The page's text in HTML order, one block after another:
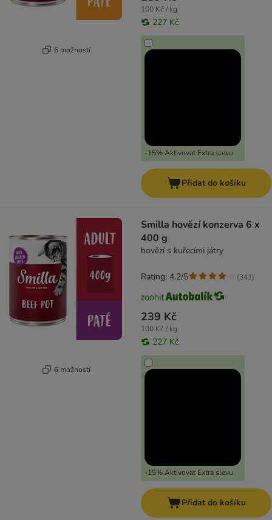
6 možností
100 Kč / kg
227 Kč
-15% Aktivovat Extra slevu
Přidat do košíku
6 možností
Smilla hovězí konzerva 6 x
400 g
hovězí s kuřecími játry
239 Kč
100 Kč / kg
227 Kč
-15% Aktivovat Extra slevu
Rating: 4.2/5 (341)
Přidat do košíku